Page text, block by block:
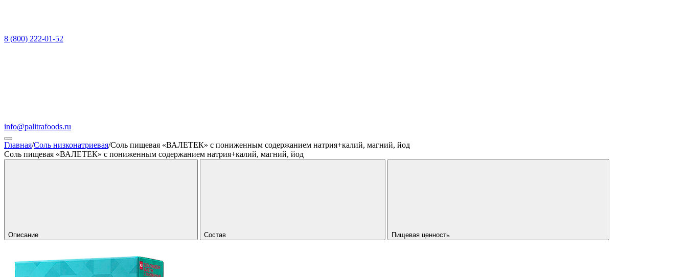
8 (800) 222-01-52
info@palitrafoods.ru
Главная/Соль низконатриевая/Соль пищевая «ВАЛЕТЕК» с пониженным содержанием натрия+калий, магний, йод
Соль пищевая «ВАЛЕТЕК» с пониженным содержанием натрия+калий, магний, йод
Описание Состав Пищевая ценность